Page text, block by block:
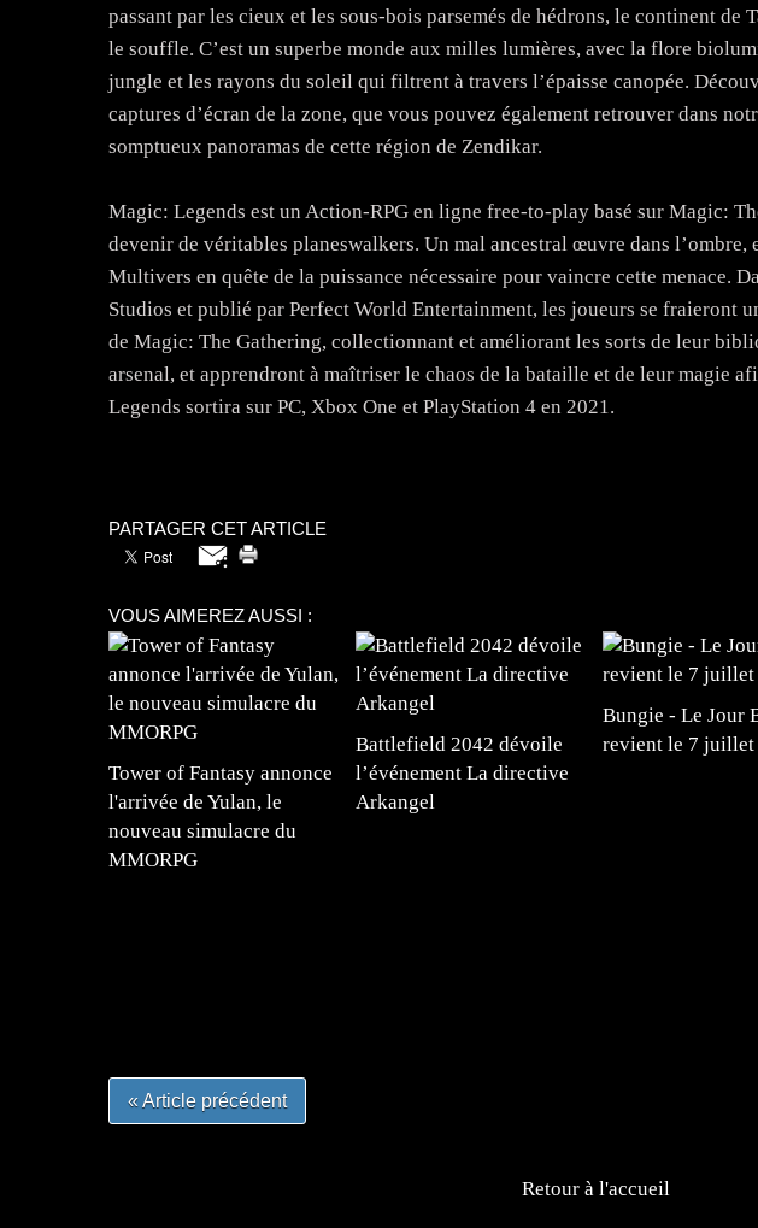
passant par les cieux et les sous-bois parsemés de hédrons, le continent de
le souffle. C’est un superbe monde aux milles lumières, avec la flore
jungle et les rayons du soleil qui filtrent à travers l’épaisse canopée.
captures d’écran de la zone, que vous pouvez également retrouver dans
somptueux panoramas de cette région de Zendikar.
Magic: Legends est un Action-RPG en ligne free-to-play basé sur Magic:
devenir de véritables planeswalkers. Un mal ancestral œuvre dans l’ombre,
Multivers en quête de la puissance nécessaire pour vaincre cette menace.
Studios et publié par Perfect World Entertainment, les joueurs se fraieront
de Magic: The Gathering, collectionnant et améliorant les sorts de leur
arsenal, et apprendront à maîtriser le chaos de la bataille et de leur magie
Legends sortira sur PC, Xbox One et PlayStation 4 en 2021.
PARTAGER CET ARTICLE
VOUS AIMEREZ AUSSI :
Tower of Fantasy annonce
l'arrivée de Yulan, le
nouveau simulacre du
MMORPG
Battlefield 2042 dévoile
l’événement La directive
Arkangel
Bungie - Le Jour
revient le 7 juillet
« Article précédent
Retour à l'accueil